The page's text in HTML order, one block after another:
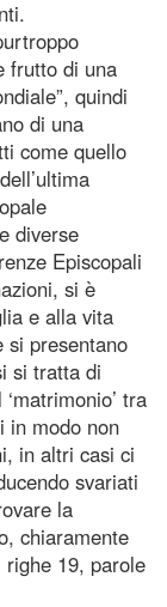
frutto di una
quindi
di una
come quello
diverse
Episcopali
si è
e alla vita
si presentano
si tratta di
tra
in modo non
in altri casi ci
svariati
la
chiaramente
righe 19, parole